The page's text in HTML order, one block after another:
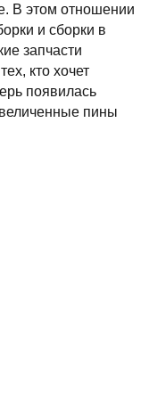
В этом отношении
и сборки в
запчасти
кто хочет
появилась
пины